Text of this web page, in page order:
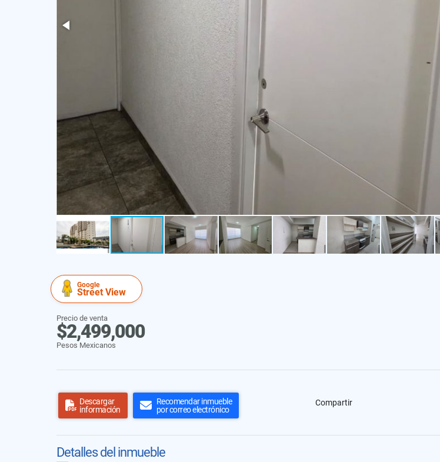
Google
Street View
Precio de venta
$2,499,000
Pesos Mexicanos
Descargar
información
Recomendar inmueble
por correo electrónico
Compartir
Detalles del inmueble